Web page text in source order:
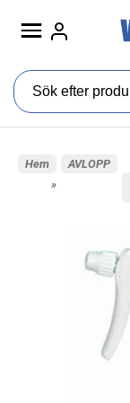
Hem
»
AVLOPP